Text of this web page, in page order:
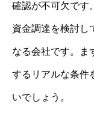
確認が不可欠です。
資金調達を検討し
なる会社です。ま
するリアルな条件
いでしょう。